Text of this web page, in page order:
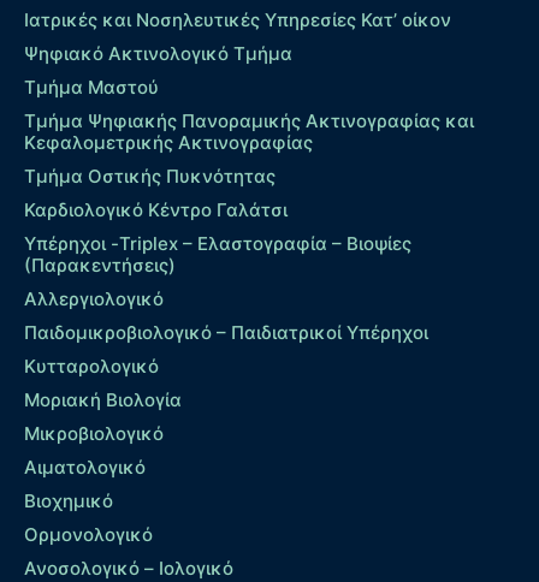
Ιατρικές και Νοσηλευτικές Υπηρεσίες Κατ’ οίκον
Ψηφιακό Ακτινολογικό Τμήμα
Τμήμα Μαστού
Τμήμα Ψηφιακής Πανοραμικής Ακτινογραφίας και
Κεφαλομετρικής Ακτινογραφίας
Τμήμα Οστικής Πυκνότητας
Καρδιολογικό Κέντρο Γαλάτσι
Υπέρηχοι -Triplex – Eλαστογραφία – Βιοψίες
(Παρακεντήσεις)
Αλλεργιολογικό
Παιδομικροβιολογικό – Παιδιατρικοί Υπέρηχοι
Κυτταρολογικό
Μοριακή Βιολογία
Μικροβιολογικό
Αιματολογικό
Βιοχημικό
Ορμονολογικό
Ανοσολογικό – Ιολογικό